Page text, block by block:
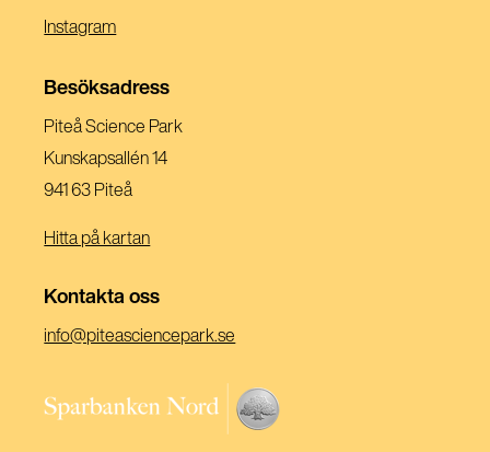
Nytt
Instagram(Öppnas
Ett
Besöksadress
Piteå Science Park
Kunskapsallén 14
941 63 Piteå
Hitta på kartan
Kontakta oss
info@piteasciencepark.se
ett
nytt
(Öppnas